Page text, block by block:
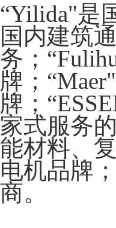
“Yilida"是
国内建筑
务；
牌；
牌；
家式服务
能材料、
电机品牌
商。